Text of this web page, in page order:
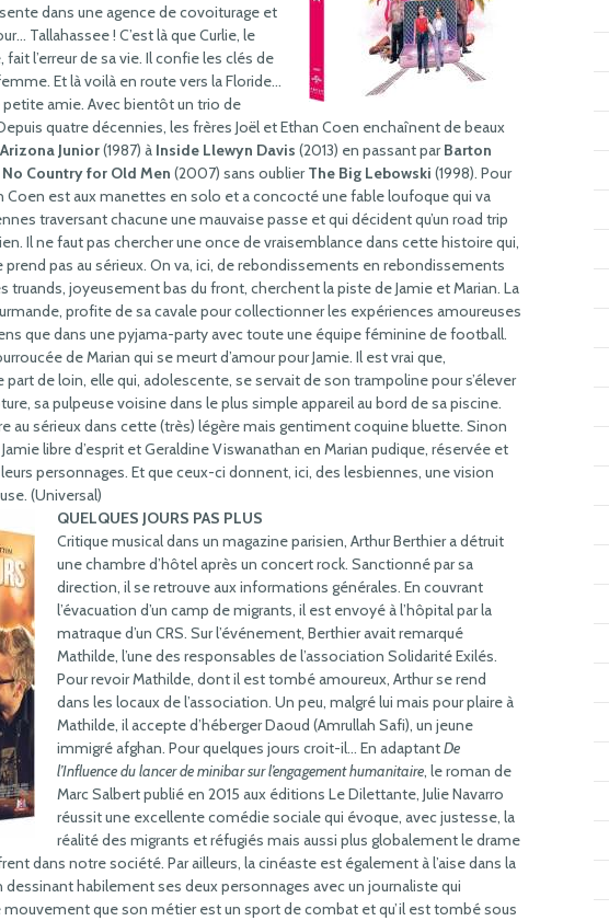
dans une agence de covoiturage et
Tallahassee ! C’est là que Curlie, le
fait l’erreur de sa vie. Il confie les clés de
Et là voilà en route vers la Floride…
petite amie. Avec bientôt un trio de
quatre décennies, les frères Joël et Ethan Coen enchaînent de beaux
Arizona Junior(1987) à Inside Llewyn Davis (2013) en passant parBarton
No Country for Old Men (2007) sans oublierThe Big Lebowski (1998). Pour
Coen est aux manettes en solo et a concocté une fable loufoque qui va
traversant chacune une mauvaise passe et qui décident qu’un road trip
Il ne faut pas chercher une once de vraisemblance dans cette histoire qui,
pas au sérieux. On va, ici, de rebondissements en rebondissements
truands, joyeusement bas du front, cherchent la piste de Jamie et Marian. La
profite de sa cavale pour collectionner les expériences amoureuses
que dans une pyjama-party avec toute une équipe féminine de football.
de Marian qui se meurt d’amour pour Jamie. Il est vrai que,
de loin, elle qui, adolescente, se servait de son trampoline pour s’élever
sa pulpeuse voisine dans le plus simple appareil au bord de sa piscine.
au sérieux dans cette (très) légère mais gentiment coquine bluette. Sinon
libre d’esprit et Geraldine Viswanathan en Marian pudique, réservée et
personnages. Et que ceux-ci donnent, ici, des lesbiennes, une vision
(Universal)
QUELQUES JOURS PAS PLUS
Critique musical dans un magazine parisien, Arthur Berthier a détruit
une chambre d’hôtel après un concert rock. Sanctionné par sa
direction, il se retrouve aux informations générales. En couvrant
l’évacuation d’un camp de migrants, il est envoyé à l’hôpital par la
matraque d’un CRS. Sur l’événement, Berthier avait remarqué
Mathilde, l’une des responsables de l’association Solidarité Exilés.
Pour revoir Mathilde, dont il est tombé amoureux, Arthur se rend
dans les locaux de l’association. Un peu, malgré lui mais pour plaire à
Mathilde, il accepte d’héberger Daoud (Amrullah Safi), un jeune
immigré afghan. Pour quelques jours croit-il… En adaptantDe
l’Influence du lancer de minibar sur l’engagement humanitaire, le roman de
Marc Salbert publié en 2015 aux éditions Le Dilettante, Julie Navarro
réussit une excellente comédie sociale qui évoque, avec justesse, la
réalité des migrants et réfugiés mais aussi plus globalement le drame
dans notre société. Par ailleurs, la cinéaste est également à l’aise dans la
habilement ses deux personnages avec un journaliste qui
que son métier est un sport de combat et qu’il est tombé sous